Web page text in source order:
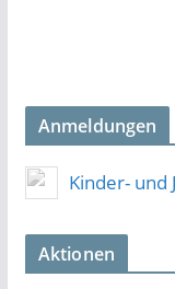
Anmeldungen
Kinder- und
Aktionen